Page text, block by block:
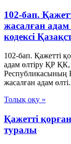
102-бап.
жасалған
кодексi
102-бап. Қажеттi
адам өлтіру ҚР
Республикасының
жасалған адам
Толық оқу »
Қажетті
туралы